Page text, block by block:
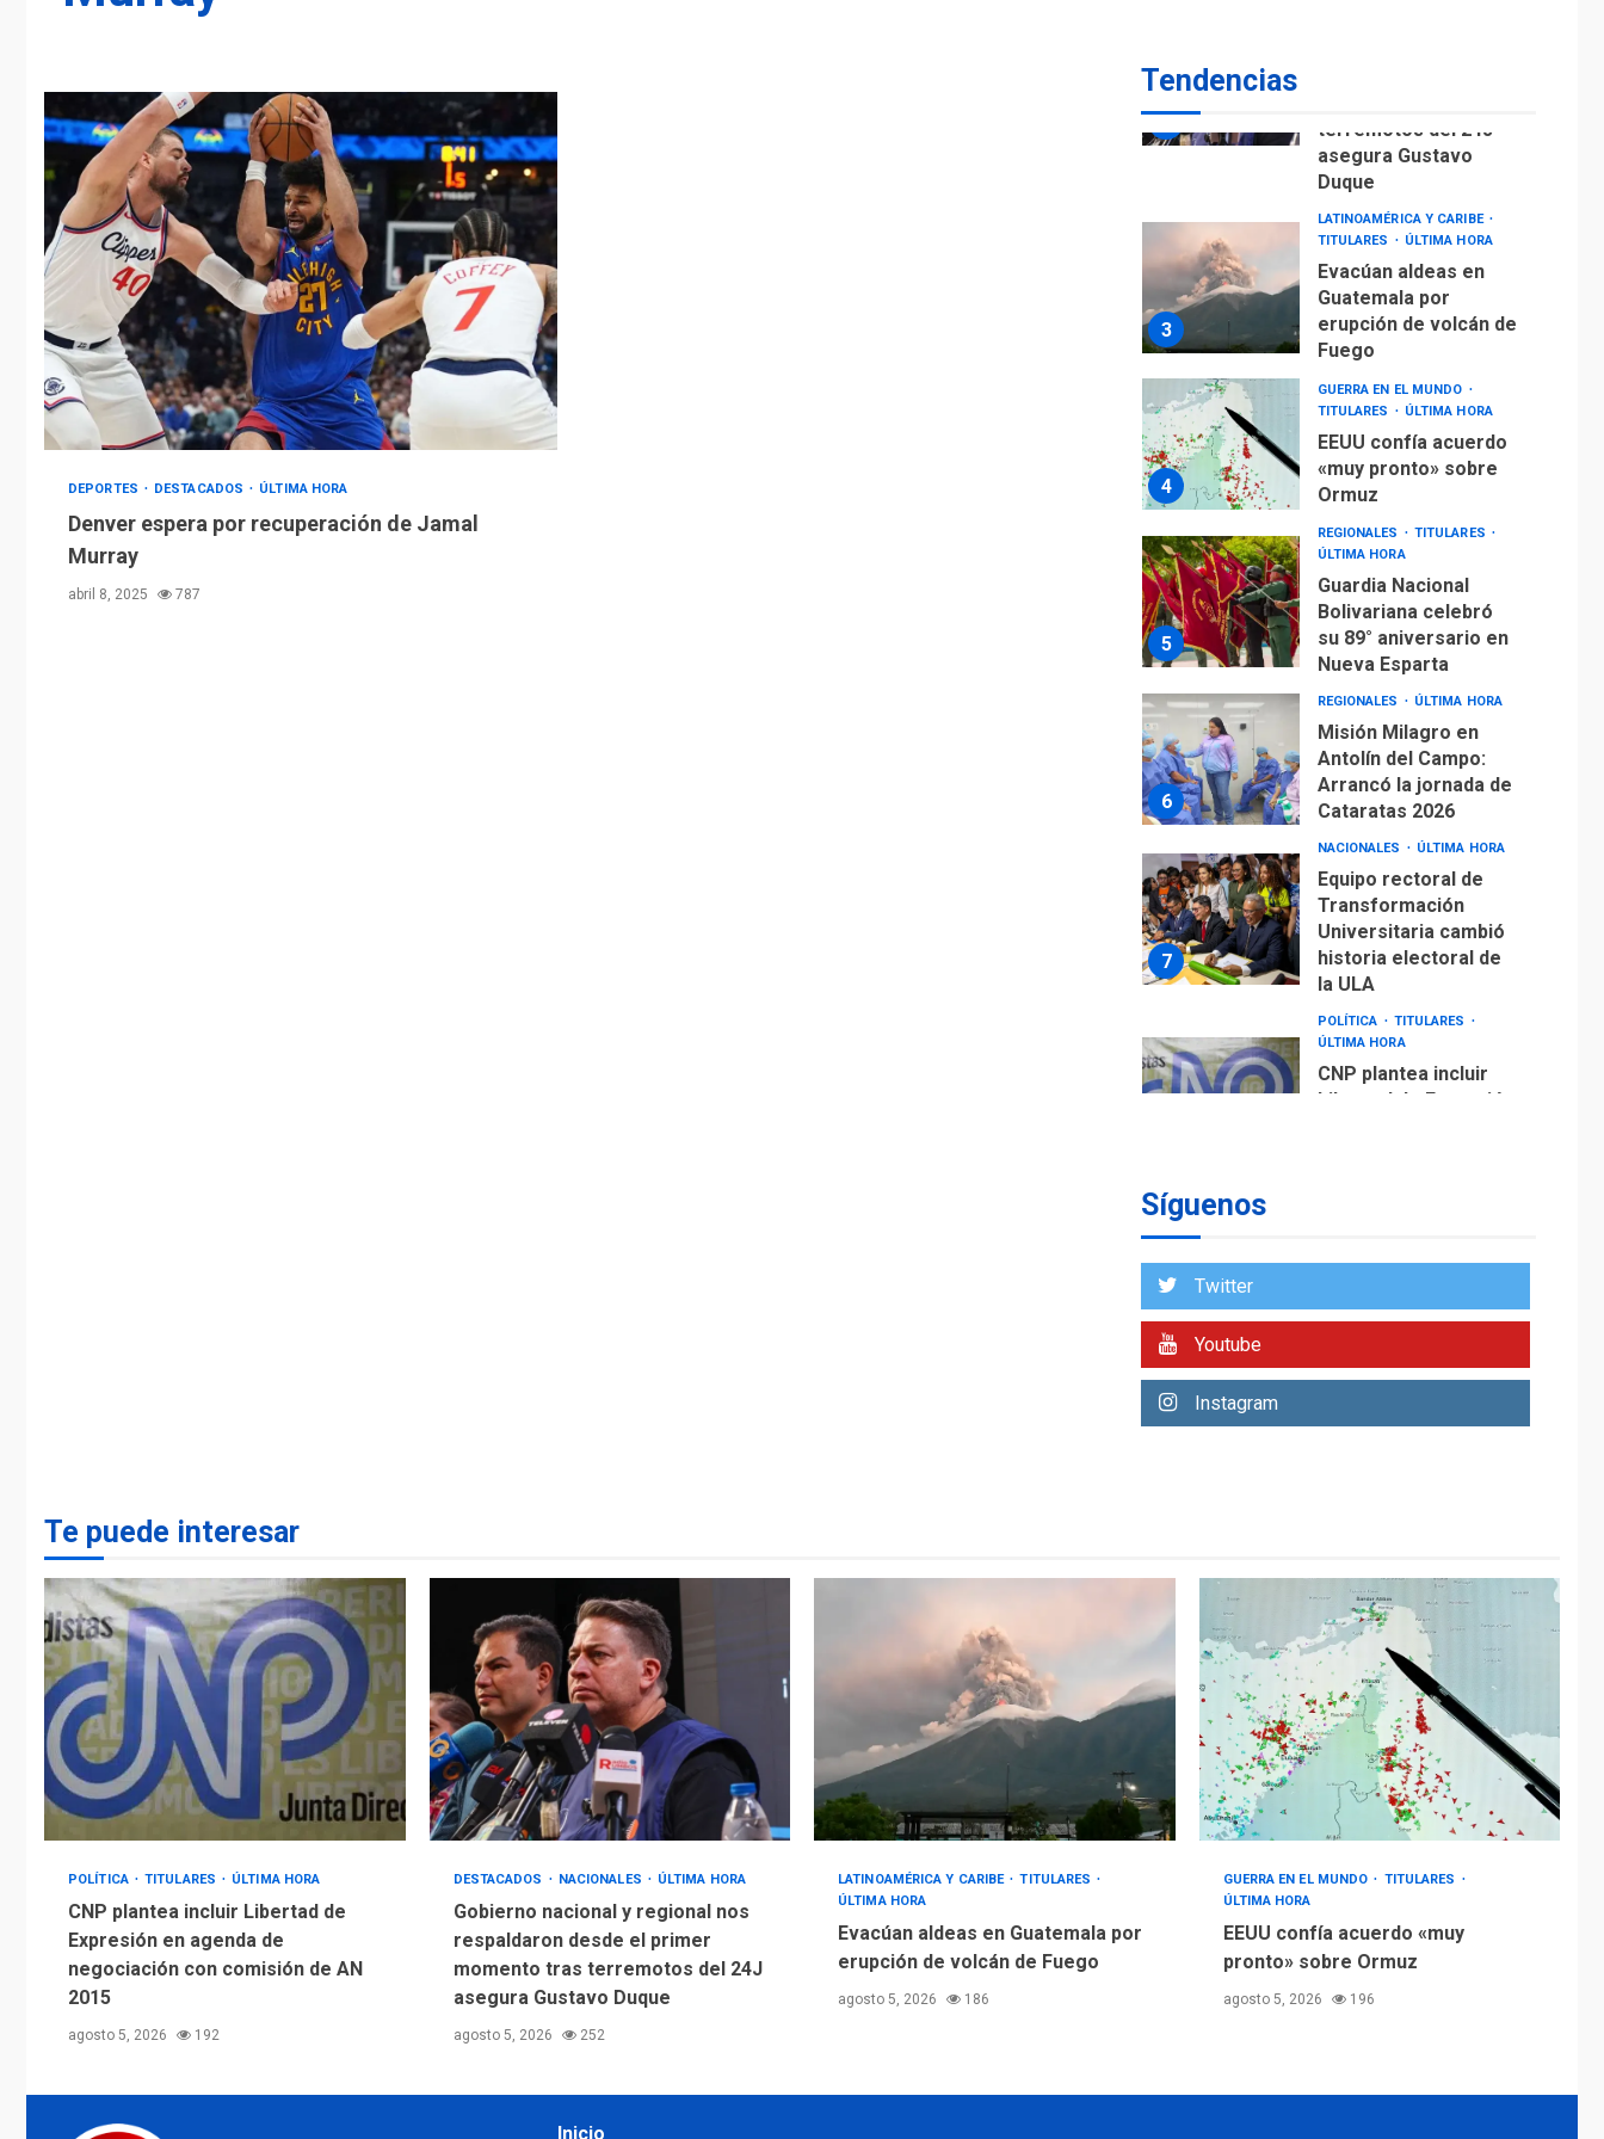
DEPORTES DESTACADOS ÚLTIMA HORA
Denver espera por recuperación de Jamal
Murray
abril 8, 2025 787
Tendencias
2
terremotos del 24J
asegura Gustavo
Duque
3
LATINOAMÉRICA Y CARIBE
TITULARES
ÚLTIMA HORA
Evacúan aldeas en
Guatemala por
erupción de volcán de
Fuego
4
GUERRA EN EL MUNDO
TITULARES
ÚLTIMA HORA
EEUU confía acuerdo
«muy pronto» sobre
Ormuz
5
REGIONALES
TITULARES
ÚLTIMA HORA
Guardia Nacional
Bolivariana celebró
su 89° aniversario en
Nueva Esparta
6
REGIONALES ÚLTIMA HORA
Misión Milagro en
Antolín del Campo:
Arrancó la jornada de
Cataratas 2026
7
NACIONALES ÚLTIMA HORA
Equipo rectoral de
Transformación
Universitaria cambió
historia electoral de
la ULA
POLÍTICA
TITULARES
ÚLTIMA HORA
CNP plantea incluir
Libertad de Expresión
2
Gobierno nacional y
respaldaron desde el
terremotos del 24J
Duque
3
Fuego
GUERRA EN EL MUNDO
TITULARES
ÚLTIMA HORA
EEUU confía acuerdo
«muy pronto» sobre
Ormuz
REGIONALES
TITULARES
ÚLTIMA HORA
Guardia Nacional
su 89° aniversario en
Síguenos
Twitter
Youtube
Instagram
Te puede interesar
POLÍTICA TITULARES ÚLTIMA HORA
CNP plantea incluir Libertad de
Expresión en agenda de
negociación con comisión de AN
2015
agosto 5, 2026 192
DESTACADOS NACIONALES ÚLTIMA HORA
Gobierno nacional y regional nos
respaldaron desde el primer
momento tras terremotos del 24J
asegura Gustavo Duque
agosto 5, 2026 252
LATINOAMÉRICA Y CARIBE
TITULARES
ÚLTIMA HORA
Evacúan aldeas en Guatemala por
erupción de volcán de Fuego
agosto 5, 2026 186
GUERRA EN EL MUNDO
TITULARES
ÚLTIMA HORA
EEUU confía acuerdo «muy
pronto» sobre Ormuz
agosto 5, 2026 196
Inicio